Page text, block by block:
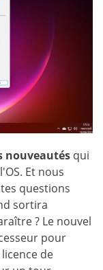
nouveautés qui
Et nous
questions
sortira
? Le nouvel
pour
de